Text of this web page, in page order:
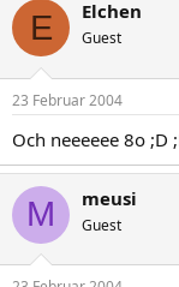
E Elchen
Guest
23 Februar 2004
Och neeeeee 8o ;D
M meusi
Guest